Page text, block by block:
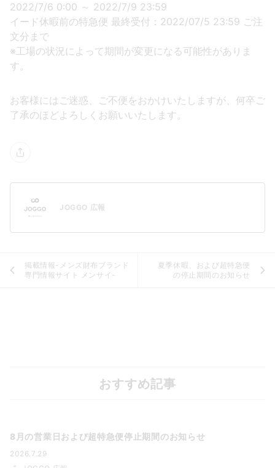
2022/7/6 0:00 ～ 2022/7/9 23:59
イード休暇前の特急便 最終受付：2022/07/5 23:59 ご注
文分まで
※工場の状況によって期間が変更になる可能性がありま
す。
お客様にはご迷惑、ご不便をおかけいたしますが、何卒ご
了承のほどよろしくお願いいたします。
JOGGO 広報
掲載情報-メンズ財布ブランド
専門情報サイト メンサイ-
夏季休暇、および超特急便
の停止期間のお知らせ
おすすめ記事
8月の営業日および超特急便停止期間のお知らせ
2026.7.29